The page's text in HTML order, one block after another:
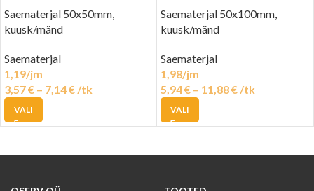
Saematerjal 50x50mm,
kuusk/mänd
Saematerjal
1,19/jm
3,57€ – 7,14€ /tk
VALI
Saematerjal 50x100mm,
kuusk/mänd
Saematerjal
1,98/jm
5,94€ – 11,88€ /tk
VALI